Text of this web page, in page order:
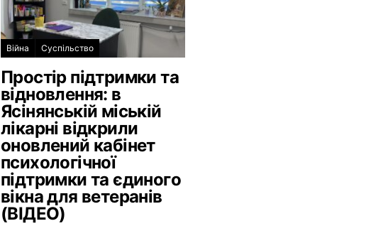
Війна Суспільство
Простір підтримки та
відновлення: в
Ясінянській міській
лікарні відкрили
оновлений кабінет
психологічної
підтримки та єдиного
вікна для ветеранів
(ВІДЕО)